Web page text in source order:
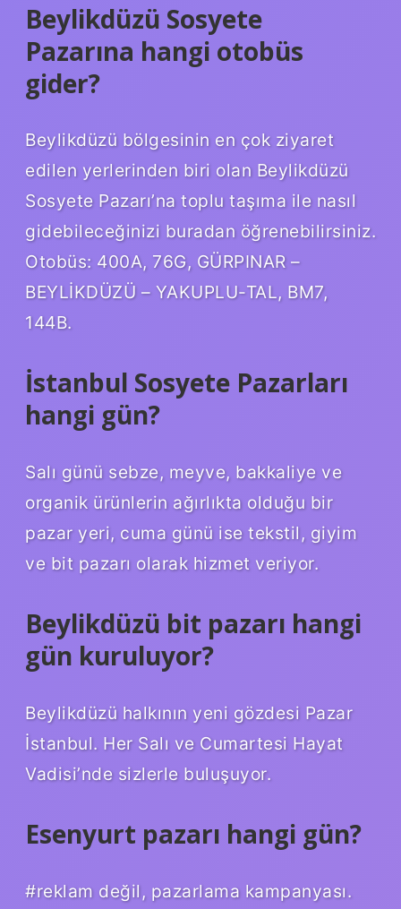
Beylikdüzü Sosyete
Pazarına hangi otobüs
gider?
Beylikdüzü bölgesinin en çok ziyaret
edilen yerlerinden biri olan Beylikdüzü
Sosyete Pazarı’na toplu taşıma ile nasıl
gidebileceğinizi buradan öğrenebilirsiniz.
Otobüs: 400A, 76G, GÜRPINAR –
BEYLİKDÜZÜ – YAKUPLU-TAL, BM7,
144B.
İstanbul Sosyete Pazarları
hangi gün?
Salı günü sebze, meyve, bakkaliye ve
organik ürünlerin ağırlıkta olduğu bir
pazar yeri, cuma günü ise tekstil, giyim
ve bit pazarı olarak hizmet veriyor.
Beylikdüzü bit pazarı hangi
gün kuruluyor?
Beylikdüzü halkının yeni gözdesi Pazar
İstanbul. Her Salı ve Cumartesi Hayat
Vadisi’nde sizlerle buluşuyor.
Esenyurt pazarı hangi gün?
#reklam değil, pazarlama kampanyası.